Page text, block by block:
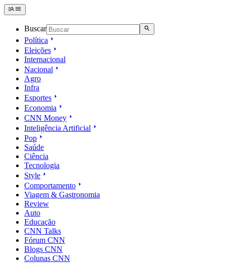
Buscar
Política
Eleições
Internacional
Nacional
Agro
Infra
Esportes
Economia
CNN Money
Inteligência Artificial
Pop
Saúde
Ciência
Tecnologia
Style
Comportamento
Viagem & Gastronomia
Review
Auto
Educação
CNN Talks
Fórum CNN
Blogs CNN
Colunas CNN